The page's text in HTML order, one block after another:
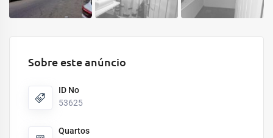
Sobre este anúncio
ID No
53625
Quartos